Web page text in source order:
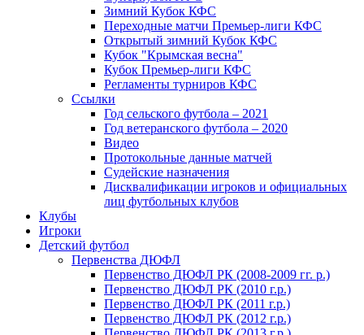
Зимний Кубок КФС
Переходные матчи Премьер-лиги КФС
Открытый зимний Кубок КФС
Кубок "Крымская весна"
Кубок Премьер-лиги КФС
Регламенты турниров КФС
Ссылки
Год сельского футбола – 2021
Год ветеранского футбола – 2020
Видео
Протокольные данные матчей
Судейские назначения
Дисквалификации игроков и официальных
лиц футбольных клубов
Клубы
Игроки
Детский футбол
Первенства ДЮФЛ
Первенство ДЮФЛ РК (2008-2009 гг. р.)
Первенство ДЮФЛ РК (2010 г.р.)
Первенство ДЮФЛ РК (2011 г.р.)
Первенство ДЮФЛ РК (2012 г.р.)